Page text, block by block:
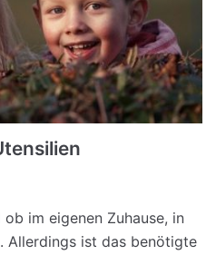
im eigenen Zuhause, in
Allerdings ist das benötigte